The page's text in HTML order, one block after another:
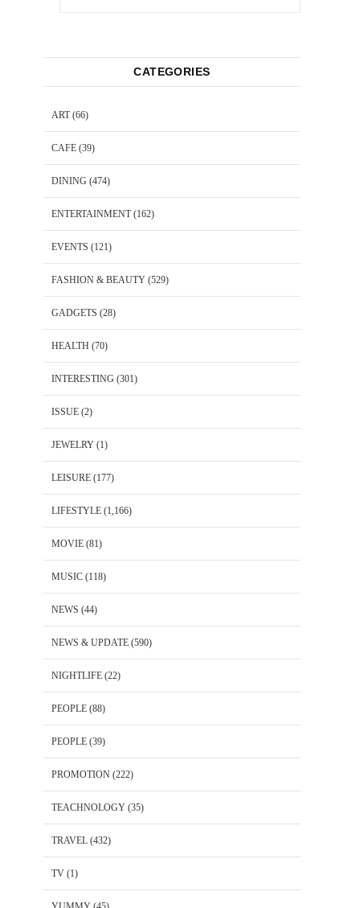
CATEGORIES
ART(66)
CAFE (39)
DINING (474)
ENTERTAINMENT(162)
EVENTS (121)
FASHION & BEAUTY (529)
GADGETS (28)
HEALTH (70)
INTERESTING (301)
ISSUE (2)
JEWELRY (1)
LEISURE (177)
LIFESTYLE (1,166)
MOVIE (81)
MUSIC (118)
NEWS (44)
NEWS & UPDATE (590)
NIGHTLIFE (22)
PEOPLE (88)
PEOPLE (39)
PROMOTION (222)
TEACHNOLOGY (35)
TRAVEL (432)
TV (1)